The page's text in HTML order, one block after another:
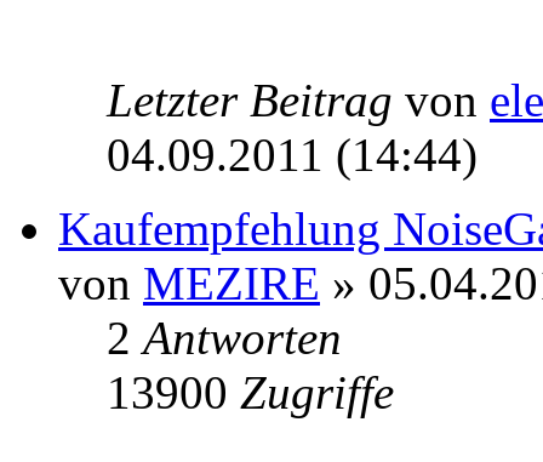
Letzter Beitrag von
04.09.2011 (14:44)
Kaufempfehlung
von MEZIRE »
2Antworten
13900 Zugriffe